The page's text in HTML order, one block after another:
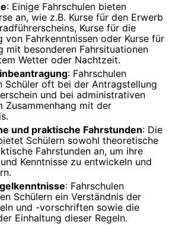
: Einige Fahrschulen bieten
an, wie z.B. Kurse für den Erwerb
Kurse für die
von Fahrkenntnissen oder Kurse für
mit besonderen Fahrsituationen
Wetter oder Nachtzeit.
: Fahrschulen
Schüler oft bei der Antragstellung
und bei administrativen
Zusammenhang mit der
und praktische Fahrstunden: Die
Schülern sowohl theoretische
Fahrstunden an, um ihre
Kenntnisse zu entwickeln und
: Fahrschulen
Schülern ein Verständnis der
und -vorschriften sowie die
Einhaltung dieser Regeln.